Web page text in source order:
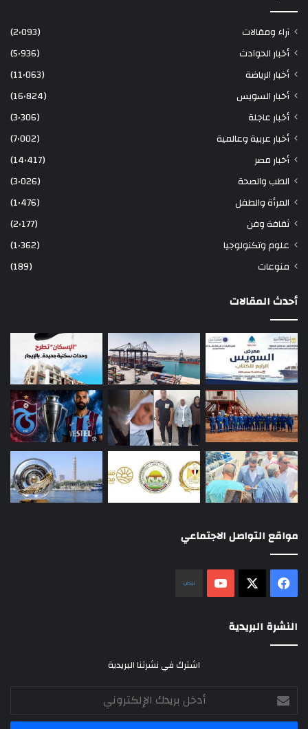
آراء ومقالات
(2٬093)
أخبار الحوادث
(5٬936)
أخبار الرياضة
(11٬063)
أخبار السويس
(16٬824)
أخبار عاجلة
(3٬306)
أخبار عربية وعالمية
(7٬002)
أخبار مصر
(14٬417)
الطب والصحة
(3٬026)
المرأة والطفل
(1٬476)
ثقافة وفن
(2٬177)
علوم وتكنولوجيا
(1٬362)
منوعات
(189)
أحدث المقالات
مواقع التواصل الاجتماعي
فيسبوك ‫YouTube
النشرة البريدية
اشترك في نشرتنا البريدية
أدخل
بريدك
الإلكتروني